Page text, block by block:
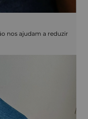
nos ajudam a reduzir